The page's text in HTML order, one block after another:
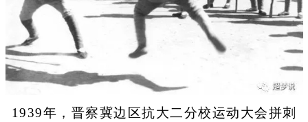
1939年，晋察冀边区抗大二分校运动大会拼刺